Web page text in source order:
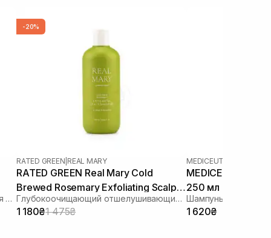
Укрепляющий шампунь от выпадения волос
-20%
RATED GREEN REAL MARY
RATED GREEN Real Mary Cold
Brewed Rosemary Exfoliating Scalp
Shampoo 400 ml
Глубокоочищающий отшелушивающий шампунь с соком розмарина
1 180₴1 475₴
MEDICEUTICALS
MEDICEUTICALS
250 мл
1 620₴